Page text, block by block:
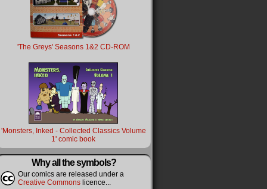
'The Greys' Seasons 1&2 CD-ROM
'Monsters, Inked - Collected Classics Volume
1' comic book
Why all the symbols?
Our comics are released under a
Creative Commons licence...